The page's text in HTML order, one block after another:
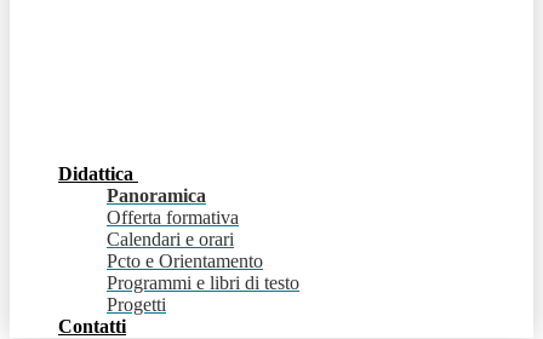
Didattica
Panoramica
Offerta formativa
Calendari e orari
Pcto e Orientamento
Programmi e libri di testo
Progetti
Contatti